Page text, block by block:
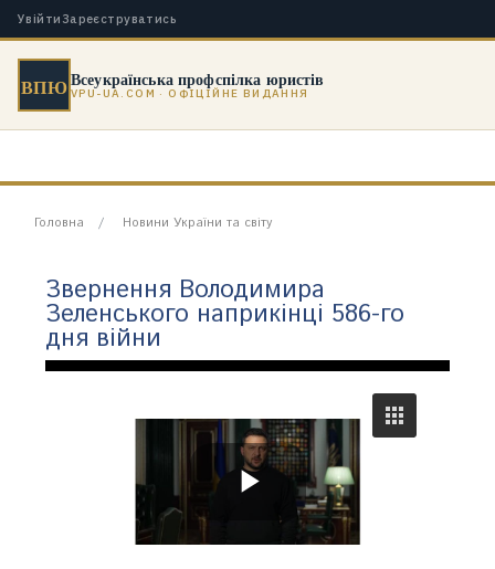
Увійти Зареєструватись
ВПЮВсеукраїнська профспілка юристів
VPU-UA.COM · ОФІЦІЙНЕ ВИДАННЯ
Головна Новини України та світу
Звернення Володимира
Зеленського наприкінці 586-го
дня війни
P